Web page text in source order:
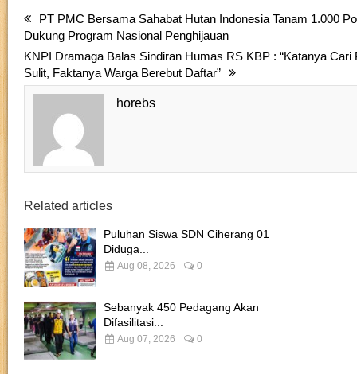
PT PMC Bersama Sahabat Hutan Indonesia Tanam 1.000
Dukung Program Nasional Penghijauan
KNPI Dramaga Balas Sindiran Humas RS KBP : “Katanya
Sulit, Faktanya Warga Berebut Daftar”
horebs
Related articles
Puluhan Siswa SDN Ciherang 01
Diduga...
Aug 08, 2026 0
Sebanyak 450 Pedagang Akan
Difasilitasi...
Aug 07, 2026 0